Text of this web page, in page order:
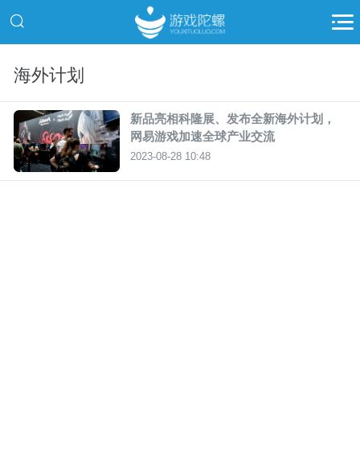
海外计划
新品亮相科隆展、发布全新海外计划，
网易游戏加速全球产业交流
2023-08-28 10:48